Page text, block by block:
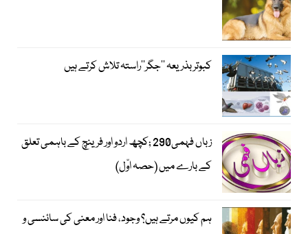
کبوتر بذریعہ ’’جگر‘‘راستہ تلاش کرتے ہیں
زباں فہمی290 ;کچھ اردو اور فرینچ کے باہمی تعلق
کے بارے میں (حصہ اوّل)
ہم کیوں مرتے ہیں؟ وجود، فنا اور معنی کی سائنسی و